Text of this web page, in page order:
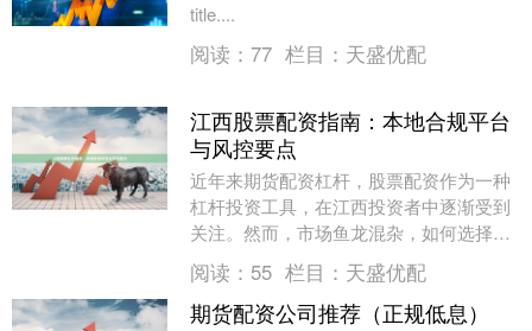
title....
阅读： 77 栏目： 天盛优配
江西股票配资指南：本地合规平台
与风控要点
近年来期货配资杠杆，股票配资作为一种
杠杆投资工具，在江西投资者中逐渐受到
关注。然而，市场鱼龙混杂，如何选择合
规平台并做好风险控制，成为投资者必须
重视的问题。本文....
阅读： 55 栏目： 天盛优配
期货配资公司推荐（正规低息）